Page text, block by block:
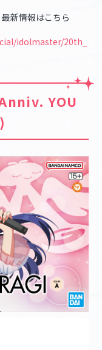
新情報はこちら
idolmaster/20th_
YOU